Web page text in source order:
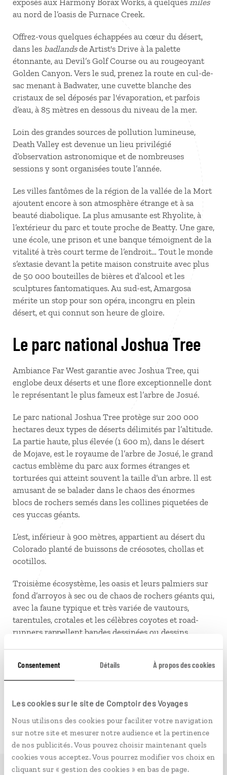
Consentement Détails À propos des cookies
Les cookies sur le site de Comptoir des Voyages
Nous utilisons des cookies pour faciliter votre navigation
sur notre site et mesurer notre audience et la pertinence
de nos publicités. Vous pouvez choisir maintenant quels
cookies vous acceptez. Vous pourrez modifier vos choix en
cliquant sur « gestion des cookies » en bas de page.
exposés aux Harmony Borax Works, à quelques miles
au nord de l’oasis de Furnace Creek.
Offrez-vous quelques échappées au cœur du désert,
dans les badlandsde Artist's Drive à la palette
étonnante, au Devil’s Golf Course ou au rougeoyant
Golden Canyon. Vers le sud, prenez la route en cul-de-
sac menant à Badwater, une cuvette blanche des
cristaux de sel déposés par l'évaporation, et parfois
d’eau, à 85 mètres en dessous du niveau de la mer.
Loin des grandes sources de pollution lumineuse,
Death Valley est devenue un lieu privilégié
d’observation astronomique et de nombreuses
sessions y sont organisées toute l’année.
Les villes fantômes de la région de la vallée de la Mort
ajoutent encore à son atmosphère étrange et à sa
beauté diabolique. La plus amusante est Rhyolite, à
l’extérieur du parc et toute proche de Beatty. Une gare,
une école, une prison et une banque témoignent de la
vitalité à très court terme de l’endroit… Tout le monde
s’extasie devant la petite maison construite avec plus
de 50 000 bouteilles de bières et d’alcool et les
sculptures fantomatiques. Au sud-est, Amargosa
mérite un stop pour son opéra, incongru en plein
désert, et qui connut son heure de gloire.
Le parc national Joshua Tree
Ambiance Far West garantie avec Joshua Tree, qui
englobe deux déserts et une flore exceptionnelle dont
le représentant le plus fameux est l’arbre de Josué.
Le parc national Joshua Tree protège sur 200 000
hectares deux types de déserts délimités par l’altitude.
La partie haute, plus élevée (1 600 m), dans le désert
de Mojave, est le royaume de l’arbre de Josué, le grand
cactus emblème du parc aux formes étranges et
torturées qui atteint souvent la taille d’un arbre. ll est
amusant de se balader dans le chaos des énormes
blocs de rochers semés dans les collines piquetées de
ces yuccas géants.
L’est, inférieur à 900 mètres, appartient au désert du
Colorado planté de buissons de créosotes, chollas et
ocotillos.
Troisième écosystème, les oasis et leurs palmiers sur
fond d’arroyos à sec ou de chaos de rochers géants qui,
avec la faune typique et très variée de vautours,
tarentules, crotales et les célèbres coyotes et road-
runners rappellent bandes dessinées ou dessins
Il n’y a pas d’hébergement dans le parc.Palm Springs
est la ville la plus proche la mieux fournie avec
superbement restaurés et meublés fifties-sixties. On
peut aussi trouver vers Palm Desert ou Twenty Nine